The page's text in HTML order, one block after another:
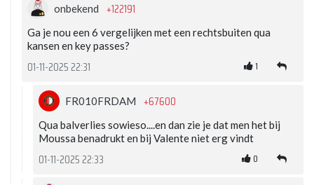
onbekend +122191
Ga je nou een 6 vergelijken met een rechtsbuiten qua
kansen en key passes?
01-11-2025 22:31 1
FR010FRDAM +67600
Qua balverlies sowieso....en dan zie je dat men het bij
Moussa benadrukt en bij Valente niet erg vindt
01-11-2025 22:33 0